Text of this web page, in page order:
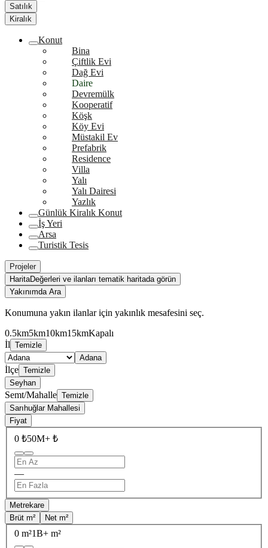
Satılık
Kiralık
Konut
Bina
Çiftlik Evi
Dağ Evi
Daire
Devremülk
Kooperatif
Köşk
Köy Evi
Müstakil Ev
Prefabrik
Residence
Villa
Yalı
Yalı Dairesi
Yazlık
Günlük Kiralık Konut
İş Yeri
Arsa
Turistik Tesis
Projeler
HaritaDeğerleri ve ilanları tematik haritada görün
Yakınımda Ara
Konumuna yakın ilanlar için yakınlık mesafesini seç.
0.5km5km10km15kmKapalı
İl Temizle
Adana
İlçe Temizle
Seyhan
Semt/Mahalle Temizle
Sarıhuğlar Mahallesi
Fiyat
0 ₺50M+ ₺
—
Metrekare
Brüt m²
Net m²
0 m²1B+ m²